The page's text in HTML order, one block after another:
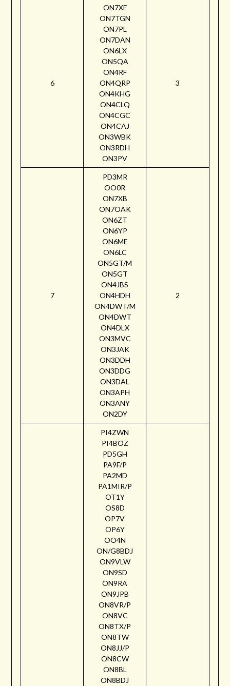
6
ON7XF
ON7TGN
ON7PL
ON7DAN
ON6LX
ON5QA
ON4RF
ON4QRP
ON4KHG
ON4CLQ
ON4CGC
ON4CAJ
ON3WBK
ON3RDH
ON3PV
3
7
PD3MR
OO0R
ON7XB
ON7OAK
ON6ZT
ON6YP
ON6ME
ON6LC
ON5GT/M
ON5GT
ON4JBS
ON4HDH
ON4DWT/M
ON4DWT
ON4DLX
ON3MVC
ON3JAK
ON3DDH
ON3DDG
ON3DAL
ON3APH
ON3ANY
ON2DY
2
PI4ZWN
PI4BOZ
PD5GH
PA9F/P
PA2MD
PA1MIR/P
OT1Y
OS8D
OP7V
OP6Y
OO4N
ON/G8BDJ
ON9VLW
ON9SD
ON9RA
ON9JPB
ON8VR/P
ON8VC
ON8TX/P
ON8TW
ON8JJ/P
ON8CW
ON8BL
ON8BDJ